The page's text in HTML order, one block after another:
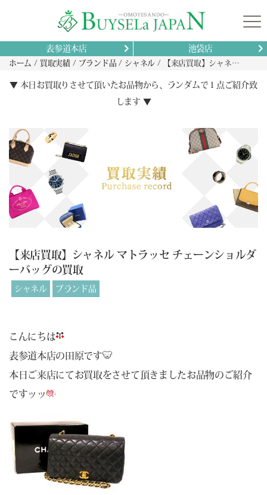
表参道本店 池袋店
ホーム 買取実績 ブランド品 シャネル 【来店買取】シャネル マトラッセ チェーンショルダーバッグの買取
▼ 本日お買取りさせて頂いたお品物から、ランダムで１点ご紹介致
します ▼
【来店買取】シャネル マトラッセ チェーンショルダ
ーバッグの買取
シャネル ブランド品
こんにちは
表参道本店の田原です
本日ご来店にてお買取をさせて頂きましたお品物のご紹介
ですッッ